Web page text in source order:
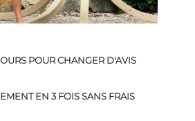
POUR CHANGER D'AVIS
EN 3 FOIS SANS FRAIS